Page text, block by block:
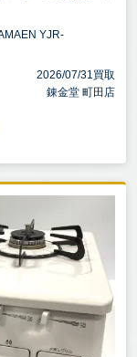
YJR-
2026/07/31買取
錬金堂 町田店